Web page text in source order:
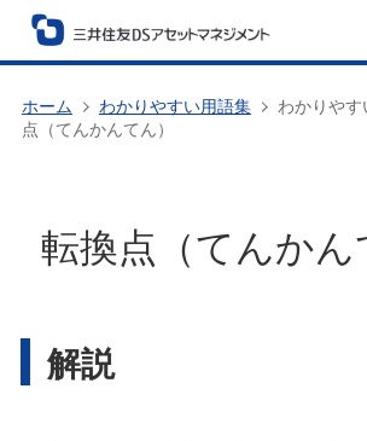
ホーム わかりやすい用語集
わかりや
点（てんかんてん）
転換点（てんかん
解説